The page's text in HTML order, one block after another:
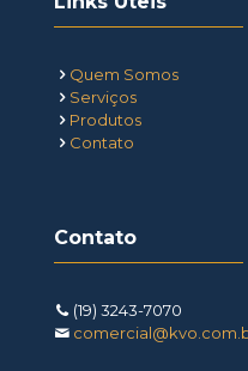
Quem Somos
Serviços
Produtos
Contato
Contato
(19) 3243-7070